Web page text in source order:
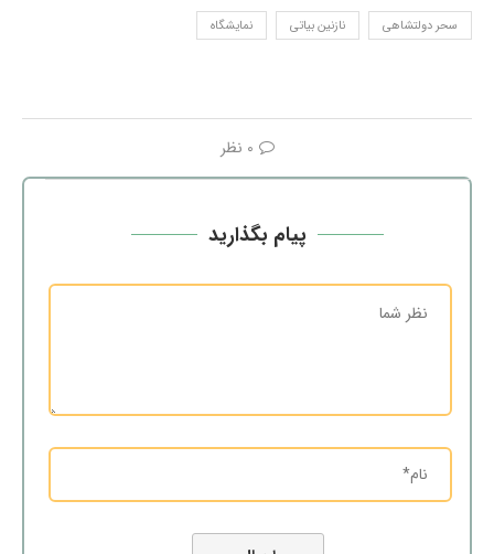
سحر دولتشاهی نازنین بیاتی نمایشگاه
0 نظر
پیام بگذارید